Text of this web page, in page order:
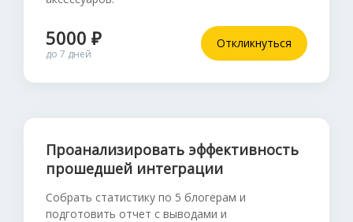
5000 ₽
до 7 дней
Откликнуться
Проанализировать эффективность
прошедшей интеграции
Собрать статистику по 5 блогерам и
подготовить отчет с выводами и